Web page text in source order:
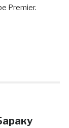
Premier.